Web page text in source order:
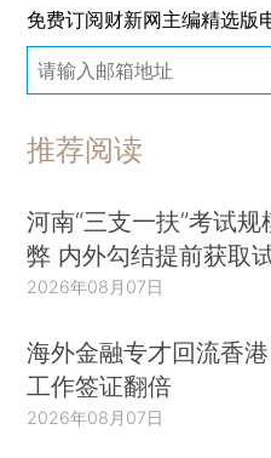
免费订阅财新网主编精选版
推荐阅读
河南“三支一扶”考试规
弊 内外勾结提前获取
2026年08月07日
海外金融专才回流香
工作签证翻倍
2026年08月07日